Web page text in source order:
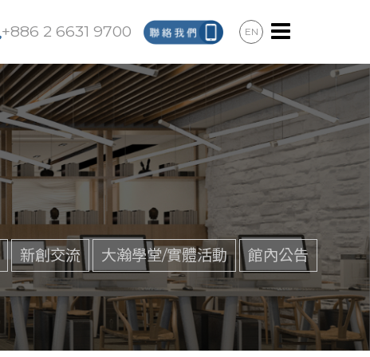
EN
+886 2 6631 9700
新創交流 大瀚學堂/實體活動 館內公告